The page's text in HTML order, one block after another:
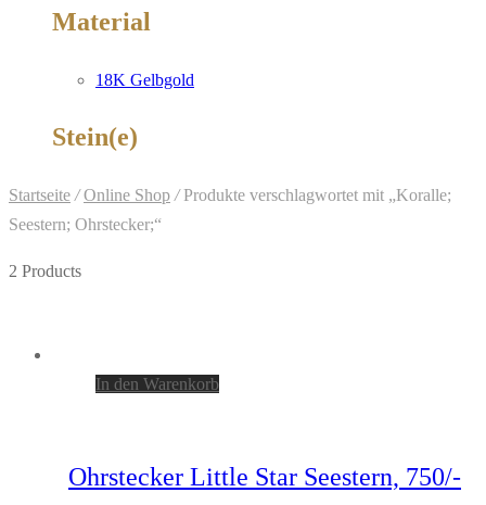
Material
18K Gelbgold
Stein(e)
Startseite / Online Shop /Produkte verschlagwortet mit „Koralle;
Seestern; Ohrstecker;“
2 Products
In den Warenkorb
Ohrstecker Little Star Seestern, 750/-